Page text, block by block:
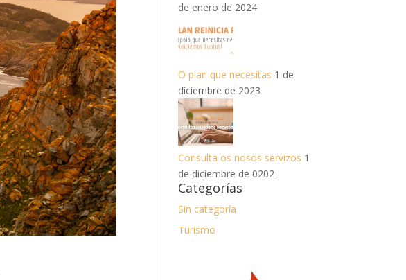
de enero de 2024
O plan que necesitas 1 de
diciembre de 2023
Consulta os nosos servizos 1
de diciembre de 0202
Categorías
Sin categoría
Turismo